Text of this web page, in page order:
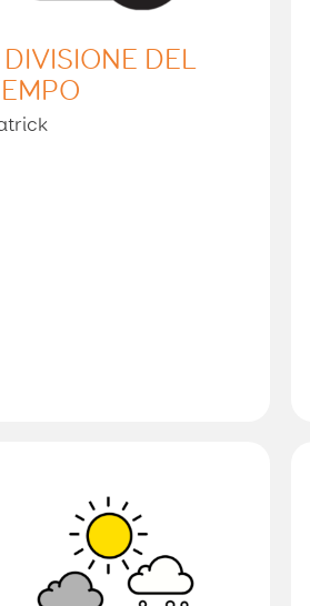
DIVISIONE DEL